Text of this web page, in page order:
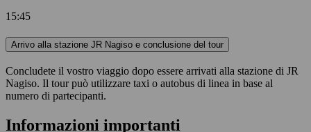
15:45
Arrivo alla stazione JR Nagiso e conclusione del tour
Concludete il vostro viaggio dopo essere arrivati alla stazione di JR
Nagiso. Il tour può utilizzare taxi o autobus di linea in base al
numero di partecipanti.
Informazioni importanti